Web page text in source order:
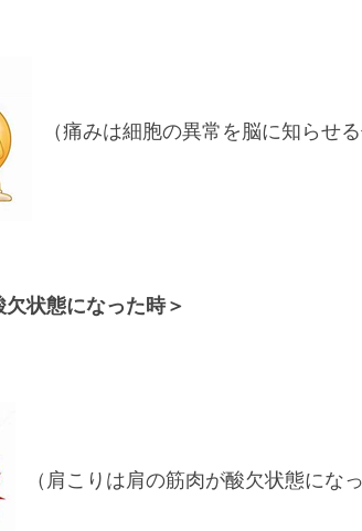
（痛みは細胞の異常を脳に知らせる
欠状態になった時＞
（肩こりは肩の筋肉が酸欠状態にな